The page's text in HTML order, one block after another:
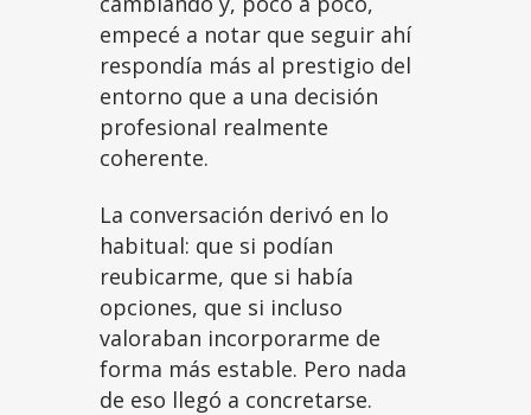
empecé a notar que seguir ahí
respondía más al prestigio del
entorno que a una decisión
profesional realmente
coherente.
La conversación derivó en lo
habitual: que si podían
reubicarme, que si había
opciones, que si incluso
valoraban incorporarme de
forma más estable. Pero nada
de eso llegó a concretarse.